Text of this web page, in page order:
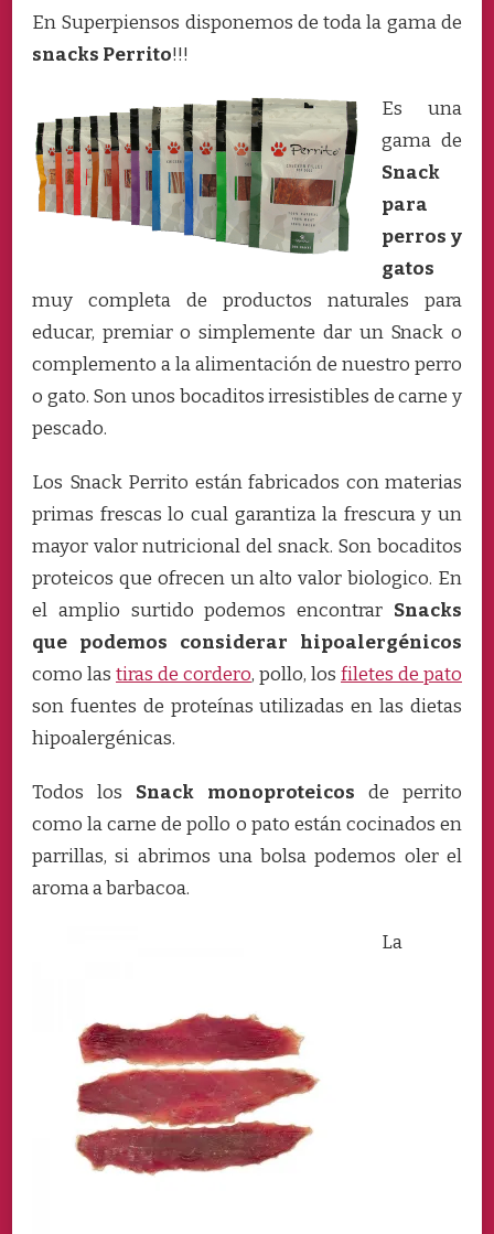
PARA
En Superpiensos disponemos de toda la gama de
snacks Perrito!!!
Es una
gama de
Snack
para
perros y
gatos
muy completa de productos naturales para
educar, premiar o simplemente dar un Snack o
complemento a la alimentación de nuestro perro
o gato. Son unos bocaditos irresistibles de carne y
pescado.
Los Snack Perrito están fabricados con materias
primas frescas lo cual garantiza la frescura y un
mayor valor nutricional del snack. Son bocaditos
proteicos que ofrecen un alto valor biologico. En
el amplio surtido podemos encontrar Snacks
que podemos considerar hipoalergénicos
como las tiras de cordero, pollo, los filetes de pato
son fuentes de proteínas utilizadas en las dietas
hipoalergénicas.
Todos los Snack monoproteicos de perrito
como la carne de pollo o pato están cocinados en
parrillas, si abrimos una bolsa podemos oler el
aroma a barbacoa.
La